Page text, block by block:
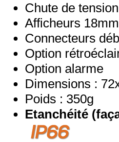
Chute de
Afficheurs
Connecteurs
Option
Option alarme
Dimensions :
Poids : 350g
Etanchéité